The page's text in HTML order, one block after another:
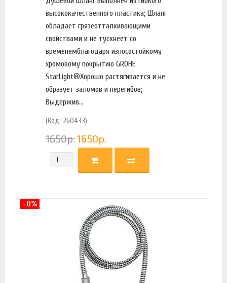
высококачественного пластика; Шланг
обладает грязеотталкивающими
свойствами и не тускнеет со
временемблагодаря износостойкому
хромовому покрытию GROHE
StarLight®Хорошо растягивается и не
образует заломов и перегибов;
Выдержив...
(Код: 260433)
1650р.1650р.
-0%